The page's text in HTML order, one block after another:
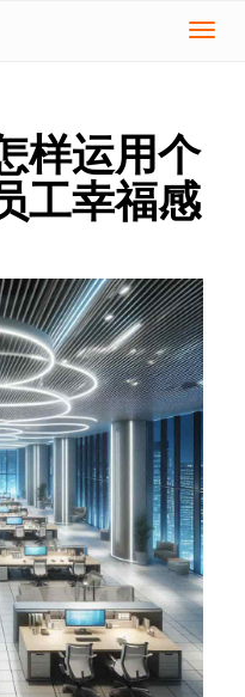
切
样运用个
工幸福感